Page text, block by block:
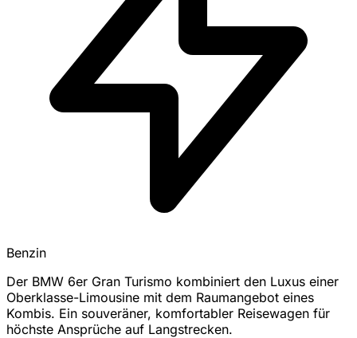
Benzin
Der BMW 6er Gran Turismo kombiniert den Luxus einer
Oberklasse-Limousine mit dem Raumangebot eines
Kombis. Ein souveräner, komfortabler Reisewagen für
höchste Ansprüche auf Langstrecken.